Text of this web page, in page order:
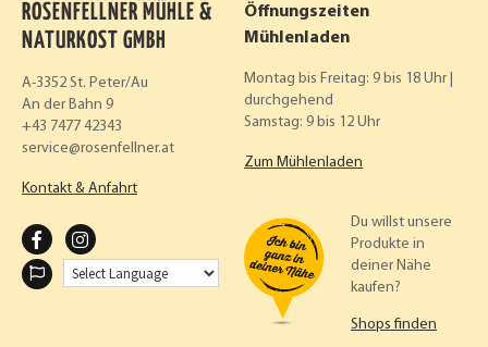
ROSENFELLNER MÜHLE &
NATURKOST GMBH
A-3352 St. Peter/Au
An der Bahn 9
+43 7477 42343
service
rosenfellner.at
Kontakt & Anfahrt
F
N
Öffnungszeiten
Mühlenladen
Montag bis Freitag: 9 bis 18 Uhr |
durchgehend
Samstag: 9 bis 12 Uhr
Zum Mühlenladen
Du willst unsere
Produkte in
deiner Nähe
kaufen?
Shops finden